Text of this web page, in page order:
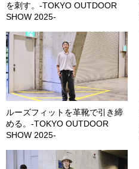
を刺す。-TOKYO OUTDOOR
SHOW 2025-
ルーズフィットを革靴で引き締
める。-TOKYO OUTDOOR
SHOW 2025-